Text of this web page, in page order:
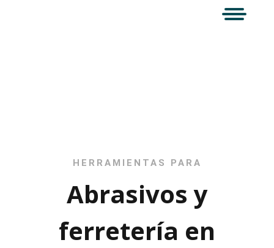
HERRAMIENTAS PARA
Abrasivos y
ferretería en